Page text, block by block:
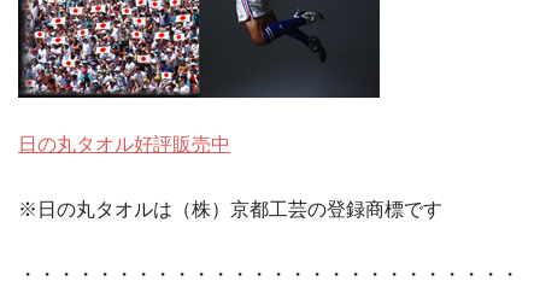
日の丸タオル好評販売中
※日の丸タオルは（株）京都工芸の登録商標です
・・・・・・・・・・・・・・・・・・・・・・・・・・